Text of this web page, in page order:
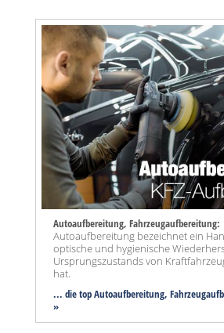
Autoaufbereitung, Fahrzeugaufbereitung:
Autoaufbereitung bezeichnet ein
optische und hygienische
Ursprungszustands von
hat.
... die top Autoaufbereitung,
»